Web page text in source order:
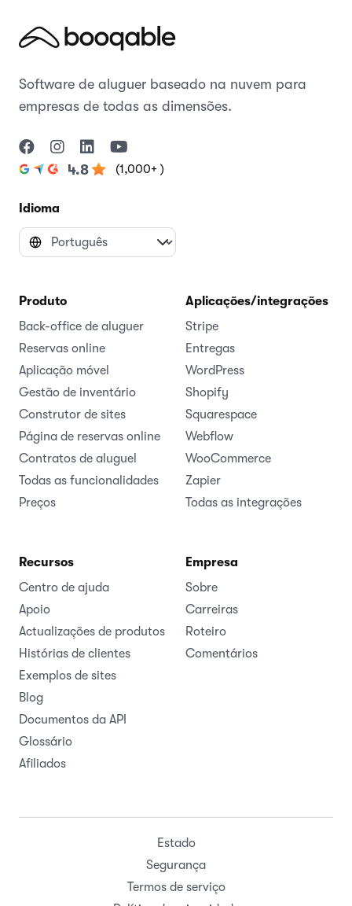
Software de aluguer baseado na nuvem para
empresas de todas as dimensões.
4.8 (1,000+ )
Idioma
Produto
Back-office de aluguer
Reservas online
Aplicação móvel
Gestão de inventário
Construtor de sites
Página de reservas online
Contratos de aluguel
Todas as funcionalidades
Preços
Aplicações/integrações
Stripe
Entregas
WordPress
Shopify
Squarespace
Webflow
WooCommerce
Zapier
Todas as integrações
Recursos
Centro de ajuda
Apoio
Actualizações de produtos
Histórias de clientes
Exemplos de sites
Blog
Documentos da API
Glossário
Afiliados
Empresa
Sobre
Carreiras
Roteiro
Comentários
Estado
Segurança
Termos de serviço